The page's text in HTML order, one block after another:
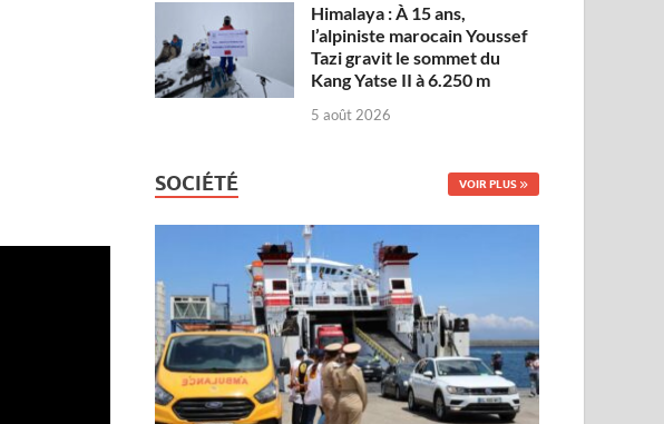
Himalaya : À 15 ans,
l’alpiniste marocain Youssef
Tazi gravit le sommet du
Kang Yatse II à 6.250 m
5 août 2026
SOCIÉTÉ VOIR PLUS